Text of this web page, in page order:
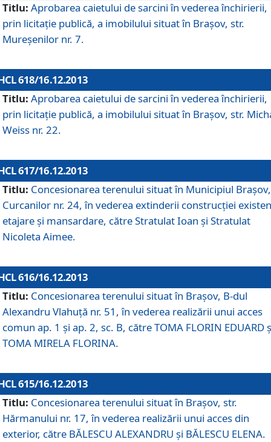
Titlu: Aprobarea caietului de sarcini în vederea închirierii,
prin licitaţie publică, a imobilului situat în Braşov, str.
Mureşenilor nr. 7.
618/16.12.2013
Titlu: Aprobarea caietului de sarcini în vederea închirierii,
prin licitaţie publică, a imobilului situat în Braşov, str.
Weiss nr. 22.
617/16.12.2013
Titlu: Concesionarea terenului situat în Municipiul
Curcanilor nr. 24, în vederea extinderii construcţiei
etajare şi mansardare, către Stratulat Ioan şi Stratulat
Nicoleta Aimee.
616/16.12.2013
Titlu: Concesionarea terenului situat în Braşov, B-dul
Alexandru Vlahuţă nr. 51, în vederea realizării unui acces
comun ap. 1 şi ap. 2, sc. B, către TOMA FLORIN EDUARD
TOMA MIRELA FLORINA.
615/16.12.2013
Titlu: Concesionarea terenului situat în Braşov, str.
Hărmanului nr. 17, în vederea realizării unui acces din
exterior, către BĂLESCU ALEXANDRU şi BĂLESCU ELENA.